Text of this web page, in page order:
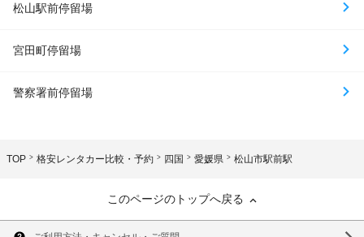
松山駅前停留場
宮田町停留場
警察署前停留場
TOP 格安レンタカー比較・予約 四国 愛媛県 松山市駅前駅
このページのトップへ戻る